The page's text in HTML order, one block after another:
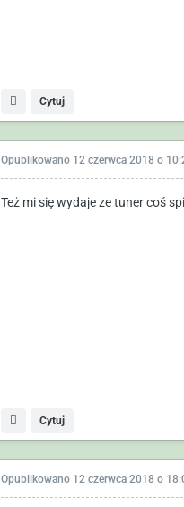
Cytuj
Opublikowano 12 czerwca 2018 o
Też mi się wydaje ze tuner coś
Cytuj
Opublikowano 12 czerwca 2018 o